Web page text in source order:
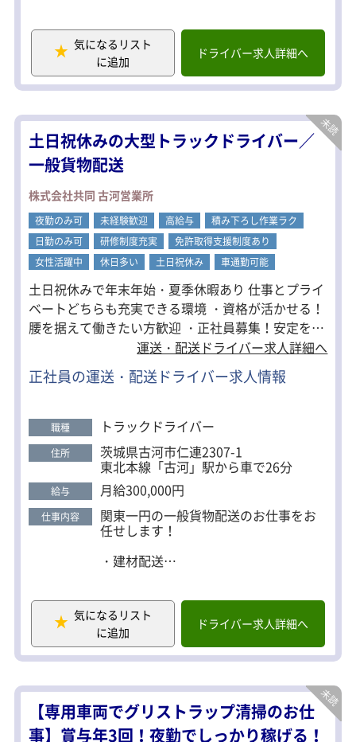
1梱包は重くても8kg~10kg程度で、実
際に女性の方も活躍しています！
★配送ルートは希望を考慮！
稼ぎたい方は複数コースも可能です。
働き方によってご希望をお伝えくださ
い！
★コミュニケーション不要で配送が終
われば業務終了です！
慣れた方は、渋滞のストレスもなく早
めに帰社しています！
＜一日の流れ＞
17：00 出社
17：30 積み込み・検品
※検品はバーコードで簡単です
※休憩1時間
0：00 帰社
～3：00 ※ほとんどの方が基本0時に
は帰ってきます。
気になるリスト
に追加
ドライバー求人詳細へ
土日祝休みの大型トラックドライバー／
一般貨物配送
株式会社共同 古河営業所
夜勤のみ可 未経験歓迎 高給与
積み下ろし作業ラク
日勤のみ可
研修制度充実
免許取得支援制度あり
女性活躍中
休日多い 土日祝休み 車通勤可能
土日祝休みで年末年始・夏季休暇あり 仕事とプライ
ベートどちらも充実できる環境 ・資格が活かせる！
腰を据えて働きたい方歓迎 ・正社員募集！安定を求
める人に ・高定着率！営業所の雰囲気バツグン！
運送・配送ドライバー求人詳細へ
正社員の運送・配送ドライバー求人情報
職種 トラックドライバー
住所 茨城県古河市仁連2307-1
東北本線「古河」駅から車で26分
給与 月給300,000円
仕事内容 関東一円の一般貨物配送のお仕事をお
任せします！
・建材配送
積み下ろし：機械積み下ろし
・段ボール配送
輸送品目：段ボール
輸送エリア：関東一円
積み下ろし：手積み手下ろし
・フレーム輸送
輸送品目：トラックフレーム
気になるリスト
に追加
ドライバー求人詳細へ
【専用車両でグリストラップ清掃のお仕
事】賞与年3回！夜勤でしっかり稼げる！